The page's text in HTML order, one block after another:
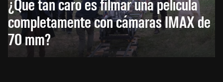
completamente con cámaras IMAX de
70 mm?